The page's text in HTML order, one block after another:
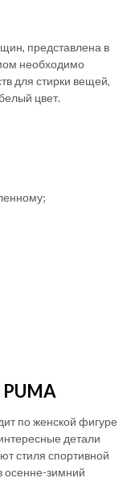
представлена в
необходимо
для стирки вещей,
цвет.
PUMA
по женской фигуре
детали
стиля спортивной
осенне-зимний